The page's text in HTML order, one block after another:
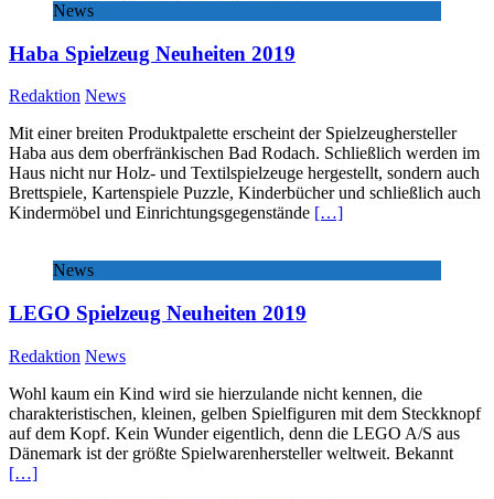
News
Haba Spielzeug Neuheiten 2019
Redaktion News
Mit einer breiten Produktpalette erscheint der Spielzeughersteller
Haba aus dem oberfränkischen Bad Rodach. Schließlich werden im
Haus nicht nur Holz- und Textilspielzeuge hergestellt, sondern auch
Brettspiele, Kartenspiele Puzzle, Kinderbücher und schließlich auch
Kindermöbel und Einrichtungsgegenstände […]
News
LEGO Spielzeug Neuheiten 2019
Redaktion News
Wohl kaum ein Kind wird sie hierzulande nicht kennen, die
charakteristischen, kleinen, gelben Spielfiguren mit dem Steckknopf
auf dem Kopf. Kein Wunder eigentlich, denn die LEGO A/S aus
Dänemark ist der größte Spielwarenhersteller weltweit. Bekannt
[…]